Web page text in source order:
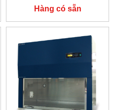
1300IIA2-X, DÒNG A2
Hàng có sẵn